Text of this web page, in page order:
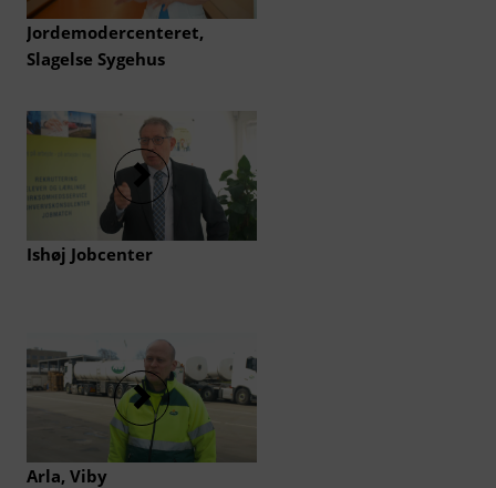
Jordemodercenteret,
Slagelse Sygehus
Ishøj Jobcenter
Arla, Viby